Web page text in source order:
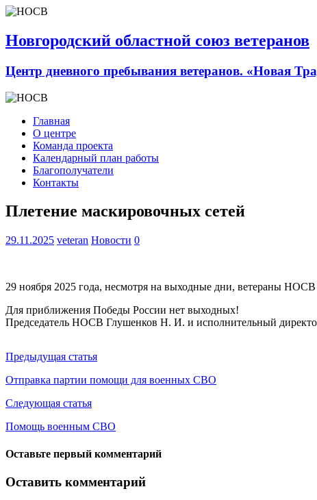
Новгородский областной союз ветеранов
Центр дневного пребывания ветеранов. «Новая
Главная
О центре
Команда проекта
Календарный план работы
Благополучатели
Контакты
Плетение маскировочных сетей
29.11.2025 veteran Новости 0
29 ноября 2025 года, несмотря на выходные дни, ветераны
Для приближения Победы России нет выходных!
Председатель НОСВ Глушенков Н. И. и исполнительный
Предыдущая статья
Отправка партии помощи для военных СВО
Следующая статья
Помощь военным СВО
Оставьте первый комментарий
Оставить комментарий